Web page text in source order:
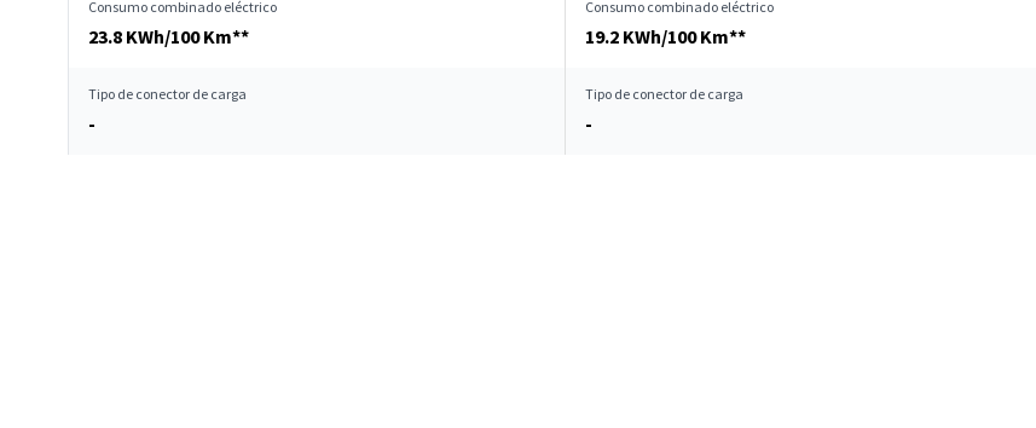
Consumo combinado eléctrico
23.8 KWh/100 Km**
Consumo combinado eléctrico
19.2 KWh/100 Km**
Tipo de conector de carga
-
Tipo de conector de carga
-